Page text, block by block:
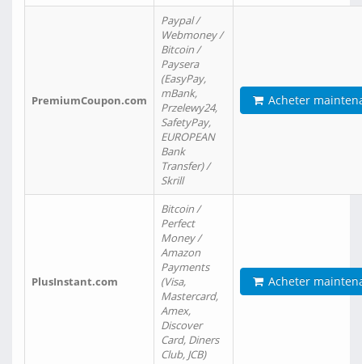
PremiumCoupon.com
Paypal /
Webmoney /
Bitcoin /
Paysera
(EasyPay,
mBank,
Przelewy24,
SafetyPay,
EUROPEAN
Bank
Transfer) /
Skrill
Acheter
PlusInstant.com
Bitcoin /
Perfect
Money /
Amazon
Payments
(Visa,
Mastercard,
Amex,
Discover
Card, Diners
Club, JCB)
Acheter